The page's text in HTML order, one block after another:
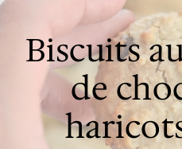
Biscuits
de